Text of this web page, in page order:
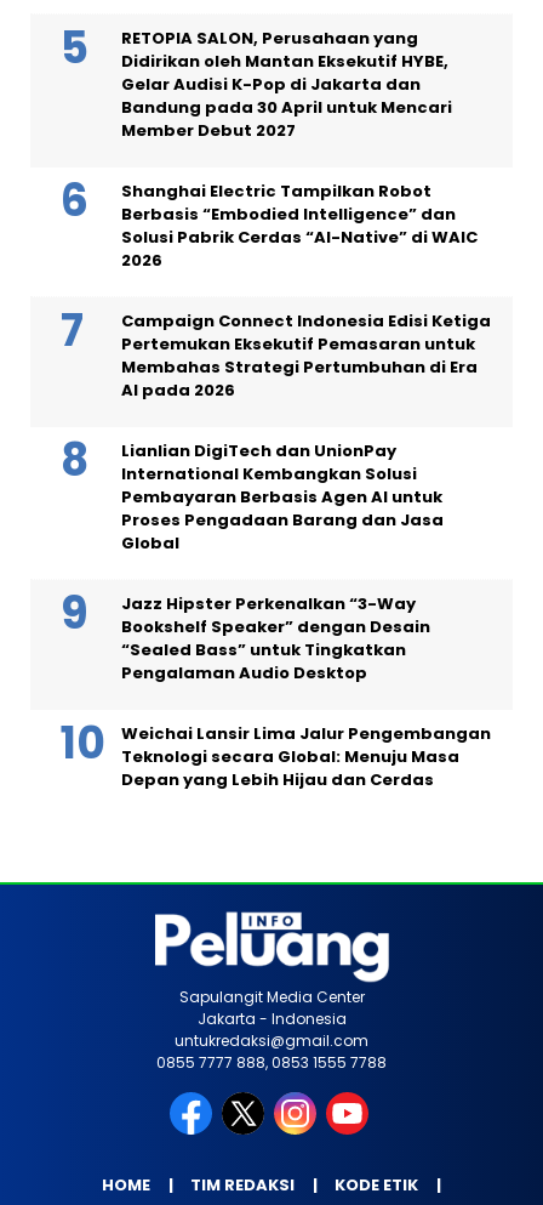
RETOPIA SALON, Perusahaan yang
Didirikan oleh Mantan Eksekutif HYBE,
Gelar Audisi K-Pop di Jakarta dan
Bandung pada 30 April untuk Mencari
Member Debut 2027
Shanghai Electric Tampilkan Robot
Berbasis “Embodied Intelligence” dan
Solusi Pabrik Cerdas “AI-Native” di WAIC
2026
Campaign Connect Indonesia Edisi Ketiga
Pertemukan Eksekutif Pemasaran untuk
Membahas Strategi Pertumbuhan di Era
AI pada 2026
Lianlian DigiTech dan UnionPay
International Kembangkan Solusi
Pembayaran Berbasis Agen AI untuk
Proses Pengadaan Barang dan Jasa
Global
Jazz Hipster Perkenalkan “3-Way
Bookshelf Speaker” dengan Desain
“Sealed Bass” untuk Tingkatkan
Pengalaman Audio Desktop
Weichai Lansir Lima Jalur Pengembangan
Teknologi secara Global: Menuju Masa
Depan yang Lebih Hijau dan Cerdas
Sapulangit Media Center
Jakarta - Indonesia
untukredaksi@gmail.com
0855 7777 888, 0853 1555 7788
HOME TIM REDAKSI KODE ETIK